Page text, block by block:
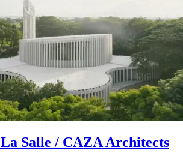
Salle / CAZA Architects